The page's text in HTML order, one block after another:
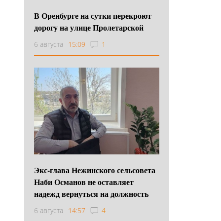
В Оренбурге на сутки перекроют
дорогу на улице Пролетарской
6 августа 15:09 1
Экс-глава Нежинского сельсовета
Наби Османов не оставляет
надежд вернуться на должность
6 августа 14:57 4